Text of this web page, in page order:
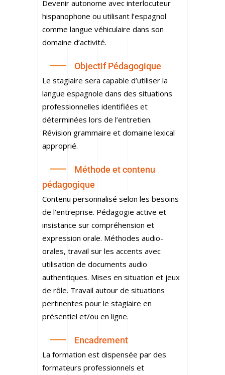
Devenir autonome avec interlocuteur
hispanophone ou utilisant l’espagnol
comme langue véhiculaire dans son
domaine d’activité.
Objectif Pédagogique
Le stagiaire sera capable d’utiliser la
langue espagnole dans des situations
professionnelles identifiées et
déterminées lors de l’entretien.
Révision grammaire et domaine lexical
approprié.
Méthode et contenu
pédagogique
Contenu personnalisé selon les besoins
de l’entreprise. Pédagogie active et
insistance sur compréhension et
expression orale. Méthodes audio-
orales, travail sur les accents avec
utilisation de documents audio
authentiques. Mises en situation et jeux
de rôle. Travail autour de situations
pertinentes pour le stagiaire en
présentiel et/ou en ligne.
Encadrement
La formation est dispensée par des
formateurs professionnels et